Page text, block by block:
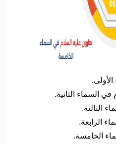
السماء الثانية.
الثالثة.
الرابعة.
الخامسة.